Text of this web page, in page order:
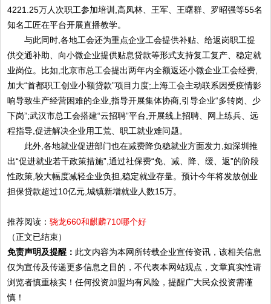
4221.25万人次职工参加培训,高凤林、王军、王曙群、罗昭强等55名
知名工匠在平台开展直播教学。
与此同时,各地工会还为重点企业工会提供补贴、给返岗职工提
供交通补助、向小微企业提供贴息贷款等形式支持复工复产、稳定就
业岗位。比如,北京市总工会提出两年内全额返还小微企业工会经费,
加大“首都职工创业小额贷款”项目力度;上海工会主动联系因受疫情影
响导致生产经营困难的企业,指导开展集体协商,引导企业“多转岗、少
下岗”;武汉市总工会搭建“云招聘”平台,开展线上招聘、网上练兵、远
程指导,促进解决企业用工荒、职工就业难问题。
此外,各地就业促进部门也在减费降负稳就业方面发力,如深圳推
出“促进就业若干政策措施”,通过社保费“免、减、降、缓、返”的阶段
性政策,较大幅度减轻企业负担,稳定就业存量。预计今年将发放创业
担保贷款超过10亿元,城镇新增就业人数15万。
推荐阅读：骁龙660和麒麟710哪个好
（正文已结束）
免责声明及提醒： 此文内容为本网所转载企业宣传资讯，该相关信息
仅为宣传及传递更多信息之目的，不代表本网站观点，文章真实性请
浏览者慎重核实！任何投资加盟均有风险，提醒广大民众投资需谨
慎！